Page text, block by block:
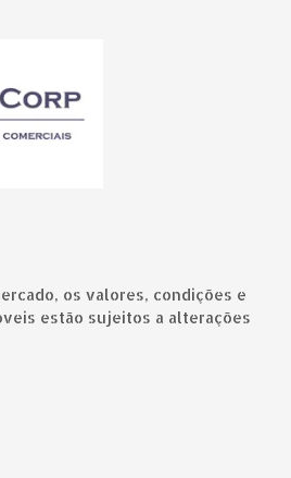
os valores, condições e
estão sujeitos a alterações